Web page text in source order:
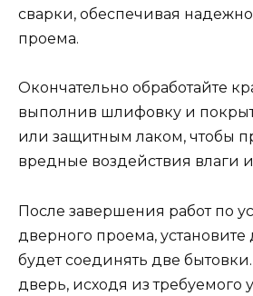
сварки, обеспечивая
проема.
Окончательно обработайте
выполнив шлифовку и
или защитным лаком, чтобы
вредные воздействия влаги
После завершения работ по
дверного проема, установите
будет соединять две
дверь, исходя из требуемого